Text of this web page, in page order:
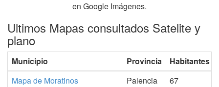
en Google Imágenes.
Ultimos Mapas consultados Satelite y
plano
Municipio Provincia
Habitantes
Mapa de Moratinos
Palencia
67